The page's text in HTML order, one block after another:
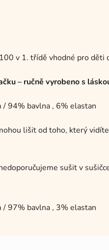
v 1. třídě vhodné pro děti
– ručně vyrobeno s
94% bavlna , 6% elastan
lišit od toho, který
sušit v
97% bavlna , 3% elastan